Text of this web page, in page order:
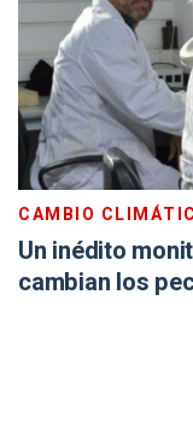
CAMBIO
Un inédito
cambian los